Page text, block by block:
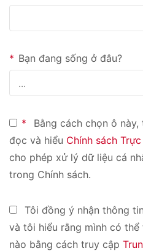
* Bạn đang sống ở đâu?
*
Bằng cách chọn ô
đọc và hiểu Chính sách
cho phép xử lý dữ liệu cá
trong Chính sách.
Tôi đồng ý nhận thông
và tôi hiểu rằng mình có
nào bằng cách truy cập